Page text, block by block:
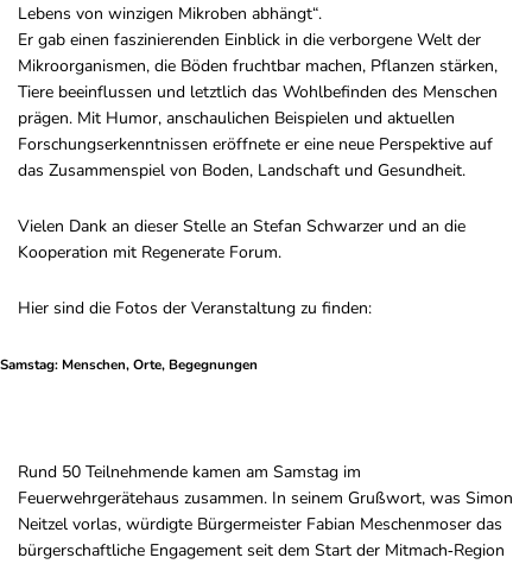
Lebens von winzigen Mikroben abhängt“.
Er gab einen faszinierenden Einblick in die verborgene Welt der
Mikroorganismen, die Böden fruchtbar machen, Pflanzen stärken,
Tiere beeinflussen und letztlich das Wohlbefinden des Menschen
prägen. Mit Humor, anschaulichen Beispielen und aktuellen
Forschungserkenntnissen eröffnete er eine neue Perspektive auf
das Zusammenspiel von Boden, Landschaft und Gesundheit.
Vielen Dank an dieser Stelle an Stefan Schwarzer und an die
Kooperation mit Regenerate Forum.
Hier sind die Fotos der Veranstaltung zu finden:
Samstag: Menschen, Orte, Begegnungen
Rund 50 Teilnehmende kamen am Samstag im
Feuerwehrgerätehaus zusammen. In seinem Grußwort, was Simon
Neitzel vorlas, würdigte Bürgermeister Fabian Meschenmoser das
bürgerschaftliche Engagement seit dem Start der Mitmach‑Region